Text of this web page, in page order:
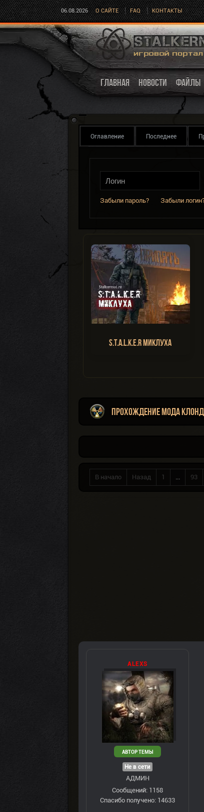
06.08.2026 О САЙТЕ FAQ КОНТАКТЫ
ГЛАВНАЯ НОВОСТИ ФАЙЛЫ
Оглавление Последнее
Забыли пароль? Забыли
S.T.A.L.K.E.R Миклуха
Прохождение мода
В начало Назад 1 ... 93
ALEXS
АВТОР ТЕМЫ
Не в сети
АДМИН
Сообщений: 1158
Спасибо получено: 14633